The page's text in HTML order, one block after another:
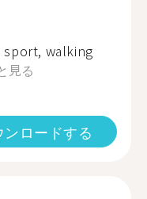
sport, walking
見る
ロードする